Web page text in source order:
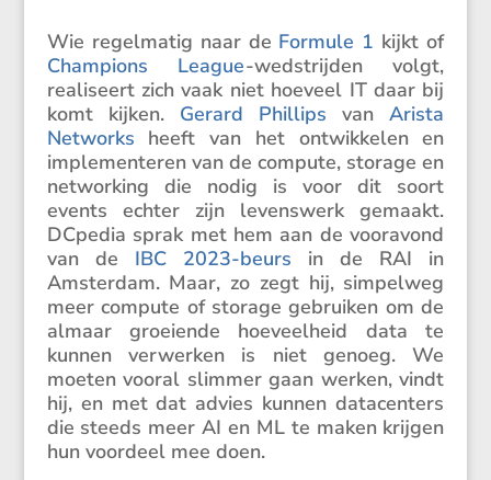
Wie regel­matig naar de Formule 1 kijkt of
Champions League-wedstrijden volgt,
reali­seert zich vaak niet hoeveel IT daar bij
komt kijken. Gerard Phillips vanArista
Networks heeft van het ontwik­kelen en
imple­men­teren van de compute, storage en
networ­king die nodig is voor dit soort
events echter zijn levens­werk gemaakt.
DCpedia sprak met hem aan de vooravond
van de IBC 2023-beurs in de RAI in
Amsterdam. Maar, zo zegt hij, simpelweg
meer compute of storage gebruiken om de
almaar groei­ende hoeveel­heid data te
kunnen verwerken is niet genoeg. We
moeten vooral slimmer gaan werken, vindt
hij, en met dat advies kunnen datacen­ters
die steeds meer AI en ML te maken krijgen
hun voordeel mee doen.